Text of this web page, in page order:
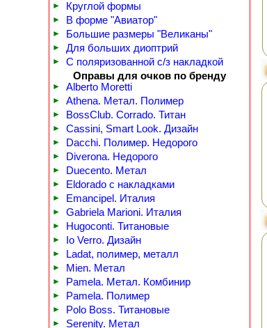
► Круглой формы
► В форме "Авиатор"
► Большие размеры "Великаны"
► Для больших диоптрий
►
С поляризованной с/з накладкой
Оправы для очков по бренду
► Alberto Moretti
► Athena. Метал. Полимер
► BossClub. Corrado. Титан
► Cassini, Smart Look. Дизайн
► Dacchi. Полимер. Недорого
► Diverona. Недорого
► Duecento. Метал
► Eldorado с накладками
► Emancipel. Италия
► Gabriela Marioni. Италия
► Hugoconti. Титановые
► Io Verro. Дизайн
► Ladat, полимер, металл
► Mien. Метал
► Pamela. Метал. Комбинир
► Pamela. Полимер
► Polo Boss. Титановые
► Serenity. Метал